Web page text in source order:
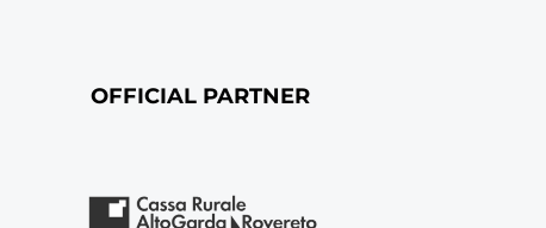
OFFICIAL PARTNER